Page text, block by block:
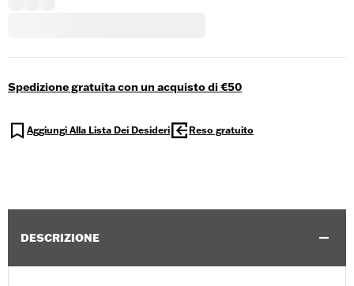
Spedizione gratuita con un acquisto di €50
Aggiungi Alla Lista Dei Desideri Reso gratuito
DESCRIZIONE